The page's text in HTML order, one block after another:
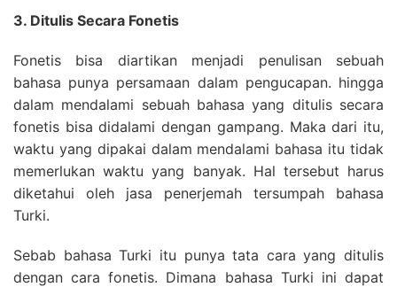
3. Ditulis Secara Fonetis
Fonetis bisa diartikan menjadi penulisan sebuah
bahasa punya persamaan dalam pengucapan. hingga
dalam mendalami sebuah bahasa yang ditulis secara
fonetis bisa didalami dengan gampang. Maka dari itu,
waktu yang dipakai dalam mendalami bahasa itu tidak
memerlukan waktu yang banyak. Hal tersebut harus
diketahui oleh jasa penerjemah tersumpah bahasa
Turki.
Sebab bahasa Turki itu punya tata cara yang ditulis
dengan cara fonetis. Dimana bahasa Turki ini dapat